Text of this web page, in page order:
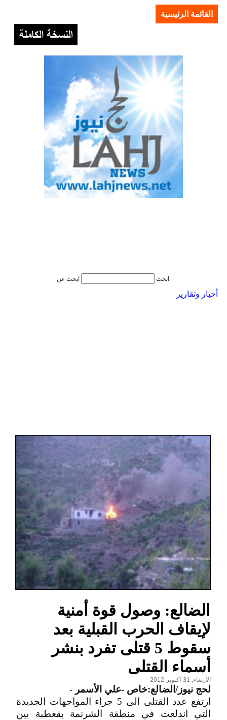
القائمة الرئيسية
ابحث ابحث عن:
أخبار وتقارير
الضالع: وصول قوة أمنية
لإيقاف الحرب القبلية بعد
سقوط 5 قتلى تفرد بنشر
أسماء القتلى
الأربعاء, 31-أكتوبر-2012
لحج نيوز/الضالع:خاص -علي الأسمر -
ارتفع ﻋﺪﺩ ﺍﻟﻘﺘﻠﻰ الى 5 ﺟﺮﺍﺀ ﺍﻟﻤﻮﺍﺟﻬﺎﺕ ﺍﻟﺠﺪﻳﺪﺓ
ﺍﻟﺘﻲ ﺍﻧﺪﻟﻌﺖ في منطقة الشرنمة بقعطبة ﺑﻴﻦ